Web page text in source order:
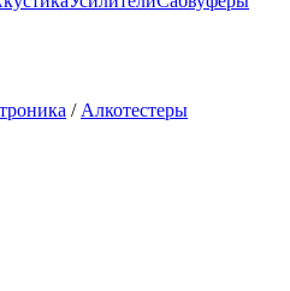
/ Алкотестеры